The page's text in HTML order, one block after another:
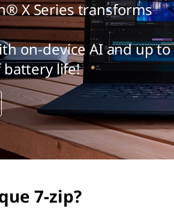
X Series transforms
on-device AI and up to
life!
7-zip?